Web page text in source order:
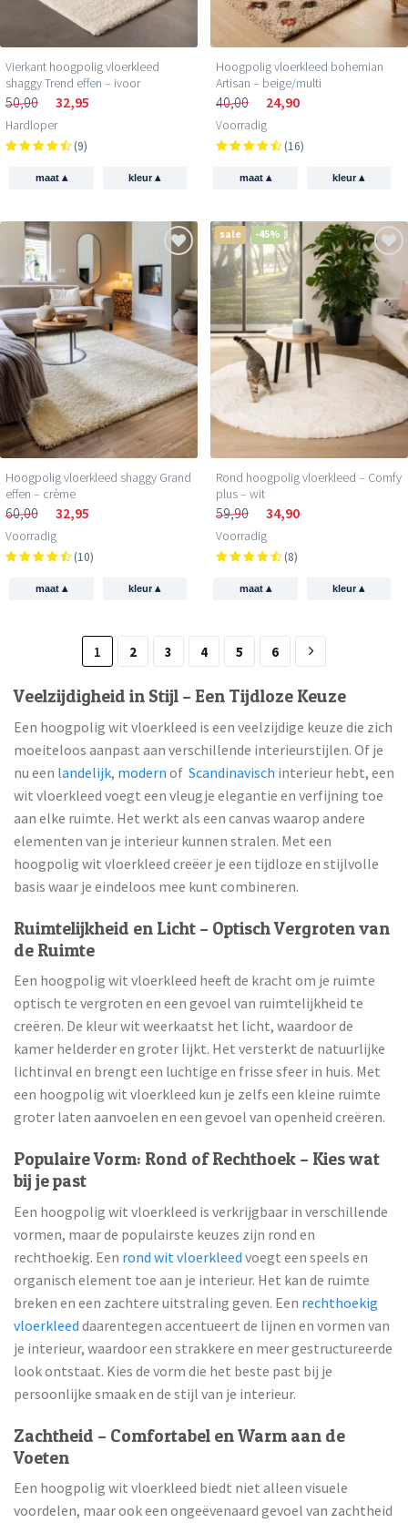
Vierkant hoogpolig vloerkleed
shaggy Trend effen – ivoor
50,00 32,95
Hardloper
(9)
maat ▴ kleur▴
Hoogpolig vloerkleed bohemian
Artisan – beige/multi
40,00 24,90
Voorradig
(16)
maat ▴ kleur▴
Hoogpolig vloerkleed shaggy Grand
effen – crème
60,00 32,95
Voorradig
(10)
maat ▴ kleur▴
sale -45%
Rond hoogpolig vloerkleed – Comfy
plus – wit
59,90 34,90
Voorradig
(8)
maat ▴ kleur▴
1 2 3 4 5 6
Veelzijdigheid in Stijl – Een Tijdloze Keuze
Een hoogpolig wit vloerkleed is een veelzijdige keuze die zich
moeiteloos aanpast aan verschillende interieurstijlen. Of je
nu een landelijk, modern of Scandinavisch interieur hebt, een
wit vloerkleed voegt een vleugje elegantie en verfijning toe
aan elke ruimte. Het werkt als een canvas waarop andere
elementen van je interieur kunnen stralen. Met een
hoogpolig wit vloerkleed creëer je een tijdloze en stijlvolle
basis waar je eindeloos mee kunt combineren.
Ruimtelijkheid en Licht – Optisch Vergroten van
de Ruimte
Een hoogpolig wit vloerkleed heeft de kracht om je ruimte
optisch te vergroten en een gevoel van ruimtelijkheid te
creëren. De kleur wit weerkaatst het licht, waardoor de
kamer helderder en groter lijkt. Het versterkt de natuurlijke
lichtinval en brengt een luchtige en frisse sfeer in huis. Met
een hoogpolig wit vloerkleed kun je zelfs een kleine ruimte
groter laten aanvoelen en een gevoel van openheid creëren.
Populaire Vorm: Rond of Rechthoek – Kies wat
bij je past
Een hoogpolig wit vloerkleed is verkrijgbaar in verschillende
vormen, maar de populairste keuzes zijn rond en
rechthoekig. Een rond wit vloerkleed voegt een speels en
organisch element toe aan je interieur. Het kan de ruimte
breken en een zachtere uitstraling geven. Een rechthoekig
vloerkleed daarentegen accentueert de lijnen en vormen van
je interieur, waardoor een strakkere en meer gestructureerde
look ontstaat. Kies de vorm die het beste past bij je
persoonlijke smaak en de stijl van je interieur.
Zachtheid – Comfortabel en Warm aan de
Voeten
Een hoogpolig wit vloerkleed biedt niet alleen visuele
voordelen, maar ook een ongeëvenaard gevoel van zachtheid